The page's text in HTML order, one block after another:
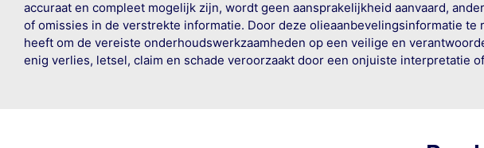
accuraat en compleet mogelijk zijn, wordt geen aansprakelijkheid aanvaard,
of omissies in de verstrekte informatie. Door deze olieaanbevelingsinformatie
heeft om de vereiste onderhoudswerkzaamheden op een veilige en
enig verlies, letsel, claim en schade veroorzaakt door een onjuiste interpretatie